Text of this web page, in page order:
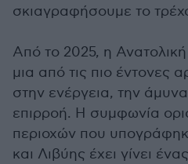
σκιαγραφήσουμε το
Από το 2025, η Ανατολική
μια από τις πιο έντονες
στην ενέργεια, την
επιρροή. Η συμφωνία
περιοχών που
και Λιβύης έχει γίνει